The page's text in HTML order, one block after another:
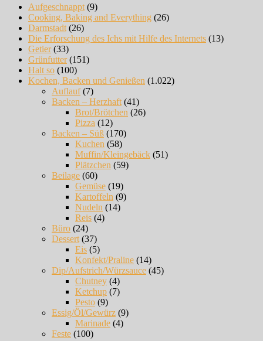
Aufgeschnappt (9)
Cooking, Baking and Everything (26)
Darmstadt (26)
Die Erforschung des Ichs mit Hilfe des Internets (13)
Getier(33)
Grünfutter(151)
Halt so (100)
Kochen, Backen und Genießen (1.022)
Auflauf(7)
Backen – Herzhaft (41)
Brot/Brötchen (26)
Pizza (12)
Backen – Süß (170)
Kuchen (58)
Muffin/Kleingebäck (51)
Plätzchen (59)
Beilage (60)
Gemüse (19)
Kartoffeln (9)
Nudeln (14)
Reis (4)
Büro (24)
Dessert (37)
Eis (5)
Konfekt/Praline (14)
Dip/Aufstrich/Würzsauce (45)
Chutney (4)
Ketchup (7)
Pesto (9)
Essig/Öl/Gewürz (9)
Marinade (4)
Feste (100)